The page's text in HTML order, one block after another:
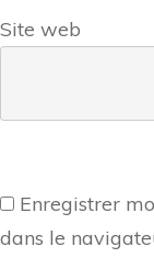
Site web
Enregistrer
dans le